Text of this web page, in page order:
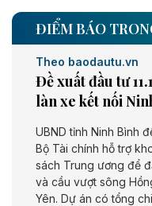
ĐIỂM BÁO
Theo baodautu.vn
Đề xuất đầu tư
làn xe kết nối
UBND tỉnh Ninh Bình
Bộ Tài chính hỗ trợ
sách Trung ương để
và cầu vượt sông
Yên. Dự án có tổng